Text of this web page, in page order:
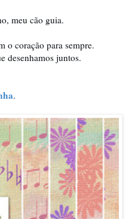
meu cão guia.
o coração para sempre.
desenhamos juntos.
.